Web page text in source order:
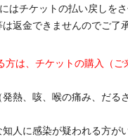
はチケットの払い戻しを
返金できませんのでご了
方は、チケットの購入（ご
発熱、咳、喉の痛み、だる
知人に感染が疑われる方が